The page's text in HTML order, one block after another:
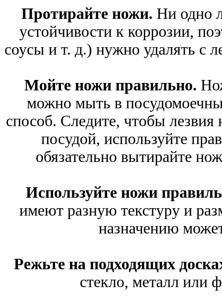
Протирайте ножи. Ни одно
устойчивости к коррозии,
соусы и т. д.) нужно удалять с
Мойте ножи правильно.
можно мыть в
способ. Следите, чтобы лезвия
посудой, используйте
обязательно вытирайте
Используйте ножи
имеют разную текстуру и
назначению
Режьте на подходящих
стекло, металл или